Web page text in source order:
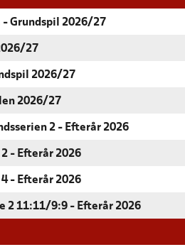
- Grundspil 2026/27
27
2026/27
2026/27
2 - Efterår 2026
- Efterår 2026
- Efterår 2026
2 11:11/9:9 - Efterår 2026